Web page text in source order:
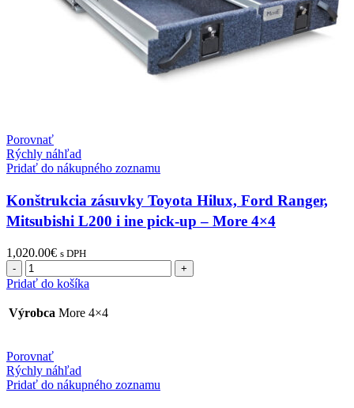
Porovnať
Rýchly náhľad
Pridať do nákupného zoznamu
Konštrukcia zásuvky Toyota Hilux, Ford Ranger,
Mitsubishi L200 i ine pick-up – More 4×4
1,020.00€ s DPH
Pridať do košíka
Výrobca More 4×4
Porovnať
Rýchly náhľad
Pridať do nákupného zoznamu